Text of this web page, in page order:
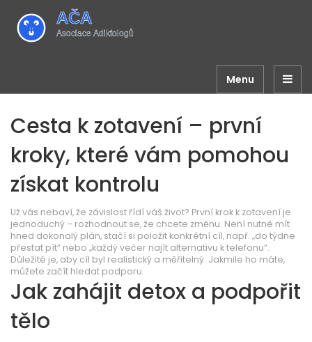
Menu
Cesta k zotavení – první
kroky, které vám pomohou
získat kontrolu
Už vás nebaví, že závislost řídí váš život? První krok k zotavení je
jednoduchý – rozhodnout se, že chcete změnu. Není nutné mít
hned dokonalý plán, stačí si položit konkrétní cíl, např. „do týdne
přestat pít“ nebo „každý večer najít alternativu k telefonu“.
Důležité je, aby cíl byl realistický a měřitelný. Jakmile ho máte,
můžete začít hledat podporu.
Jak zahájit detox a podpořit
tělo